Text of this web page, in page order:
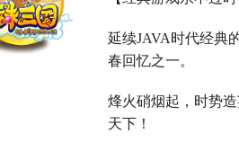
延续JAVA时代经典
春回忆之一。
烽火硝烟起，时势
天下！